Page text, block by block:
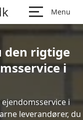
Menu
den rigtige
i
i
leverandører, du